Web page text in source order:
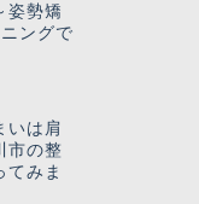
姿勢矯
ングで
いは肩
市の整
てみま